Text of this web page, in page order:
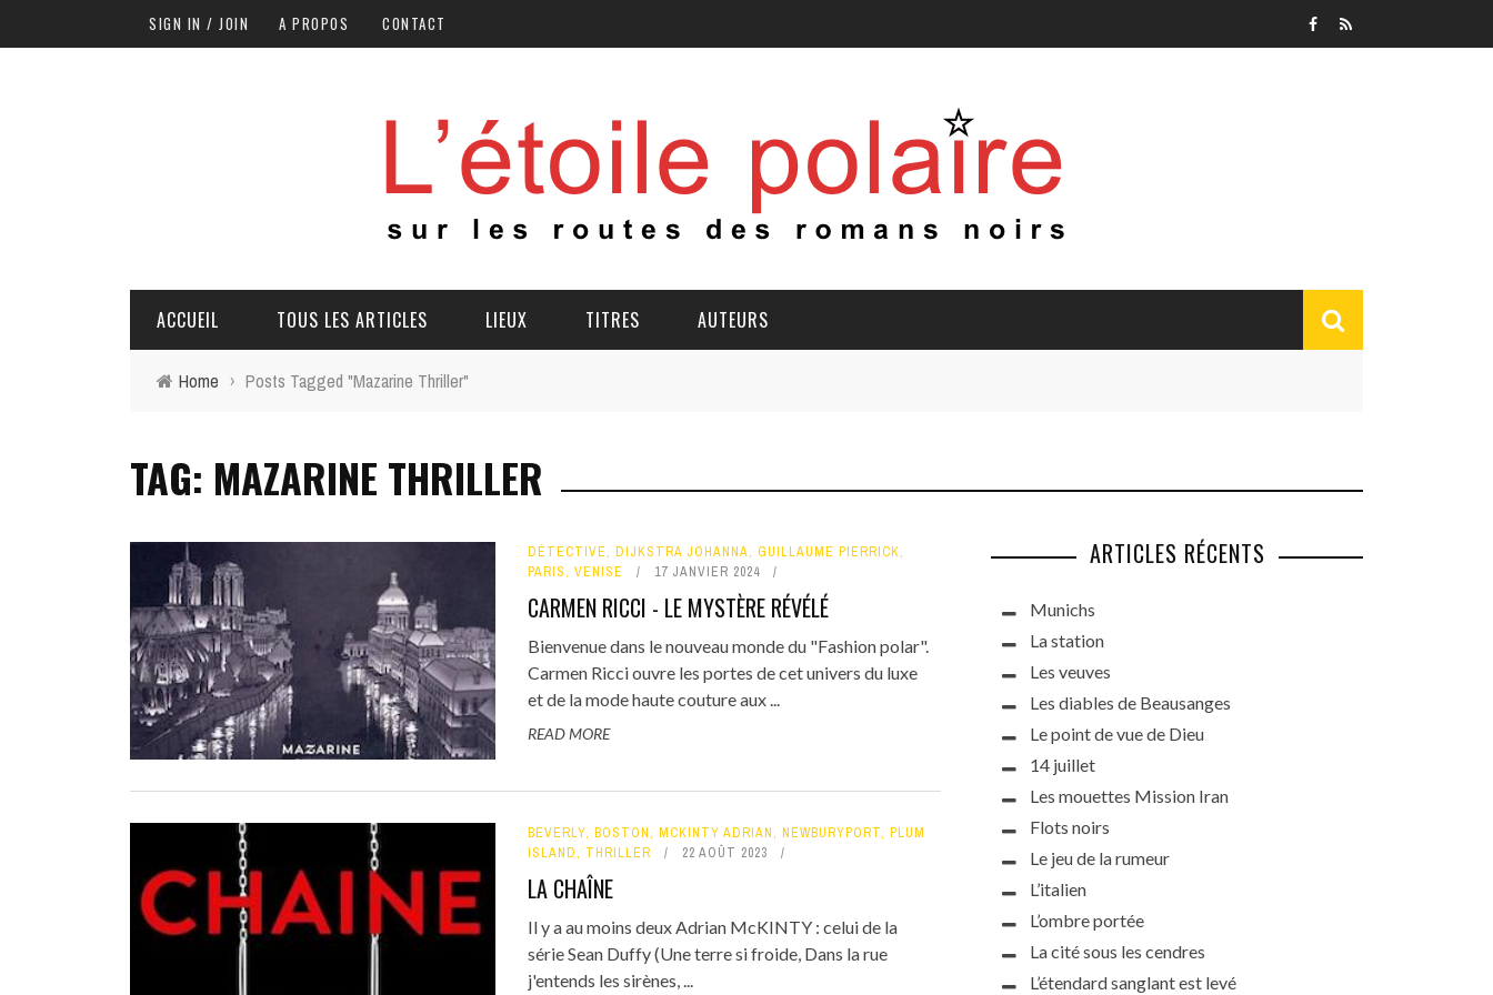
SIGN IN / JOIN A PROPOS CONTACT
ACCUEIL TOUS LES ARTICLES LIEUX TITRES AUTEURS
Home › Posts Tagged "Mazarine Thriller"
TAG: MAZARINE THRILLER
DÉTECTIVE, DIJKSTRA JOHANNA, GUILLAUME PIERRICK,
PARIS, VENISE 17 JANVIER 2024
CARMEN RICCI - LE MYSTÈRE RÉVÉLÉ
Bienvenue dans le nouveau monde du "Fashion polar".
Carmen Ricci ouvre les portes de cet univers du luxe
et de la mode haute couture aux ...
READ MORE
BEVERLY, BOSTON, MCKINTY ADRIAN, NEWBURYPORT, PLUM
ISLAND, THRILLER 22 AOÛT 2023
LA CHAÎNE
Il y a au moins deux Adrian McKINTY : celui de la
série Sean Duffy (Une terre si froide, Dans la rue
j'entends les sirènes, ...
ARTICLES RÉCENTS
Munichs
La station
Les veuves
Les diables de Beausanges
Le point de vue de Dieu
14 juillet
Les mouettes Mission Iran
Flots noirs
Le jeu de la rumeur
L’italien
L’ombre portée
La cité sous les cendres
L’étendard sanglant est levé